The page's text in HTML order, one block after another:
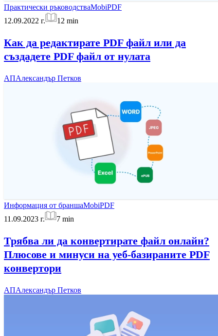
Практически ръководстваMobiPDF
12.09.2022 г.
12 min
Как да редактирате PDF файл или да
създадете PDF файл от нулата
АПАлександър Петков
Информация от браншаMobiPDF
11.09.2023 г.
7 min
Трябва ли да конвертирате файл онлайн?
Плюсове и минуси на уеб-базираните PDF
конвертори
АПАлександър Петков